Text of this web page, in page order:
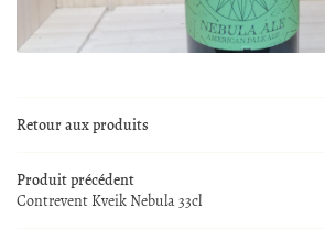
ACCUEIL
Retour aux produits
Produit précédent
Contrevent Kveik Nebula 33cl